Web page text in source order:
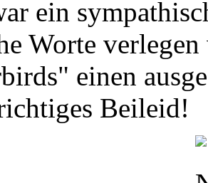
ein
Worte
einen
Beileid!